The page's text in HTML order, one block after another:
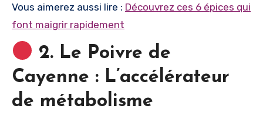
Vous aimerez aussi lire : Découvrez ces 6 épices qui
font maigrir rapidement
2. Le Poivre de
Cayenne : L’accélérateur
de métabolisme